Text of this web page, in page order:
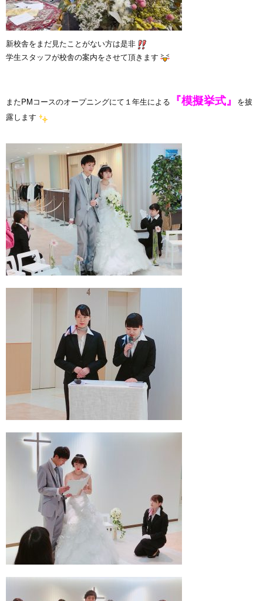
新校舎をまだ見たことがない方は是非
学生スタッフが校舎の案内をさせて頂きます
またPMコースのオープニングにて１年生による 『模擬挙式』 を披
露します